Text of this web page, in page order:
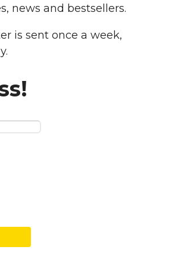
news and bestsellers.
is sent once a week,